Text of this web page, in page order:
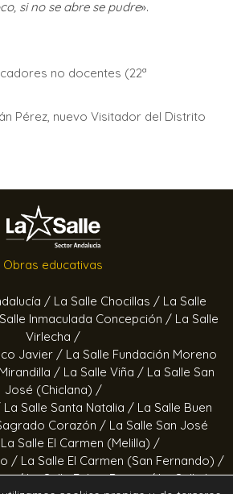
si no se abre se pudre».
no docentes (22ª
Pérez, nuevo Visitador del Distrito
Obras educativas
/ La Salle Chocillas / La Salle
Inmaculada Concepción / La Salle
Virlecha /
Javier / La Salle Fundación Moreno
/ La Salle Viña / La Salle San
José (Chiclana) /
La Salle Santa Natalia / La Salle Buen
Corazón / La Salle San José
La Salle El Carmen (Melilla) /
/ La Salle El Carmen (San Fernando) /
/La Salle Felipe Benito /La Salle La